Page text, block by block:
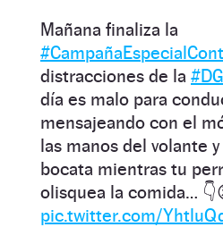
Mañana finaliza la
distracciones de la
día es malo para
mensajeando con el
las manos del volante
bocata mientras tu
olisquea la comida…
pic.twitter.com/